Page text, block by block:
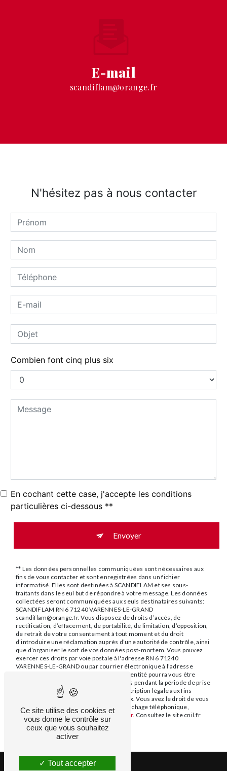
E-mail
scandiflam@orange.fr
N'hésitez pas à nous contacter
Combien font cinq plus six
En cochant cette case, j'accepte les conditions
particulières ci-dessous **
Envoyer
** Les données personnelles communiquées sont nécessaires aux
fins de vous contacter et sont enregistrées dans un fichier
informatisé. Elles sont destinées à SCANDIFLAM et ses sous-
traitants dans le seul but de répondre à votre message. Les données
collectées seront communiquées aux seuls destinataires suivants:
SCANDIFLAM RN 6 71240 VARENNES-LE-GRAND
scandiflam@orange.fr. Vous disposez de droits d’accès, de
rectification, d’effacement, de portabilité, de limitation, d’opposition,
de retrait de votre consentement à tout moment et du droit
d’introduire une réclamation auprès d’une autorité de contrôle, ainsi
que d’organiser le sort de vos données post-mortem. Vous pouvez
exercer ces droits par voie postale à l'adresse RN 6 71240
VARENNES-LE-GRAND ou par courrier électronique à l'adresse
scandiflam@orange.fr. Un justificatif d'identité pourra vous être
demandé. Nous conservons vos données pendant la période de prise
de contact puis pendant la durée de prescription légale aux fins
probatoires et de gestion des contentieux. Vous avez le droit de vous
inscrire sur la liste d'opposition au démarchage téléphonique,
disponible à cette adresse:Bloctel.gouv.fr. Consultez le site cnil.fr
pour plus d’informations sur vos droits.
Ce site utilise des cookies et
vous donne le contrôle sur
ceux que vous souhaitez
activer
Tout accepter